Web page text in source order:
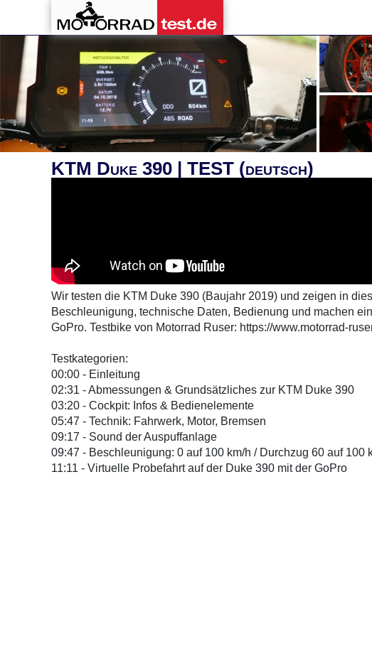
KTM Duke 390 | TEST (deutsch)
Wir testen die KTM Duke 390 (Baujahr 2019) und zeigen in
Beschleunigung, technische Daten, Bedienung und machen
GoPro. Testbike von Motorrad Ruser: https://www.motorrad-
Testkategorien:
00:00 - Einleitung
02:31 - Abmessungen & Grundsätzliches zur KTM Duke 390
03:20 - Cockpit: Infos & Bedienelemente
05:47 - Technik: Fahrwerk, Motor, Bremsen
09:17 - Sound der Auspuffanlage
09:47 - Beschleunigung: 0 auf 100 km/h / Durchzug 60 auf 100
11:11 - Virtuelle Probefahrt auf der Duke 390 mit der GoPro